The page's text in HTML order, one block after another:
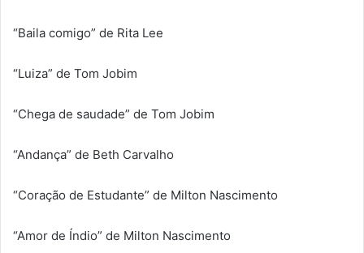
“Baila comigo” de Rita Lee
“Luiza” de Tom Jobim
“Chega de saudade” de Tom Jobim
“Andança” de Beth Carvalho
“Coração de Estudante” de Milton Nascimento
“Amor de Índio” de Milton Nascimento